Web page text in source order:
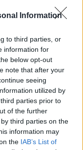
Information
to third parties, or
information for
below opt-out
note that after your
seeing
utilized by
parties prior to
of the further
third parties on the
information may
the IAB’s List of